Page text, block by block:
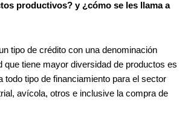
productivos? y ¿cómo se les llama a
tipo de crédito con una denominación
que tiene mayor diversidad de productos es
todo tipo de financiamiento para el sector
avícola, otros e inclusive la compra de